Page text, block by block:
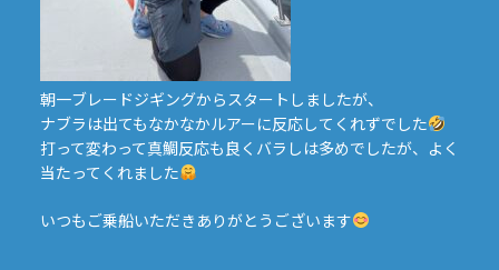
朝一ブレードジギングからスタートしましたが、
ナブラは出てもなかなかルアーに反応してくれずでした
打って変わって真鯛反応も良くバラしは多めでしたが、よく
当たってくれました
いつもご乗船いただきありがとうございます